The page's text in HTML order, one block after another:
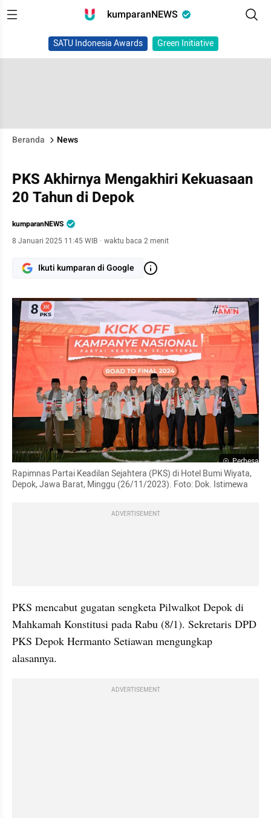
kumparanNEWS
SATU Indonesia Awards Green Initiative
Beranda News
PKS Akhirnya Mengakhiri Kekuasaan
20 Tahun di Depok
kumparanNEWS
8 Januari 2025 11:45 WIB · waktu baca 2 menit
Ikuti kumparan di Google
Perbesar
Rapimnas Partai Keadilan Sejahtera (PKS) di Hotel Bumi Wiyata,
Depok, Jawa Barat, Minggu (26/11/2023). Foto: Dok. Istimewa
ADVERTISEMENT
PKS mencabut gugatan sengketa Pilwalkot Depok di
Mahkamah Konstitusi pada Rabu (8/1). Sekretaris DPD
PKS Depok Hermanto Setiawan mengungkap
alasannya.
ADVERTISEMENT